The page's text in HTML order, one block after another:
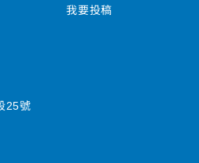
我要投稿
25號